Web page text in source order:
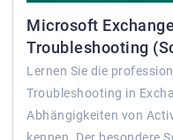
Microsoft
Troubleshooting
Lernen Sie die
Troubleshooting in
Abhängigkeiten von